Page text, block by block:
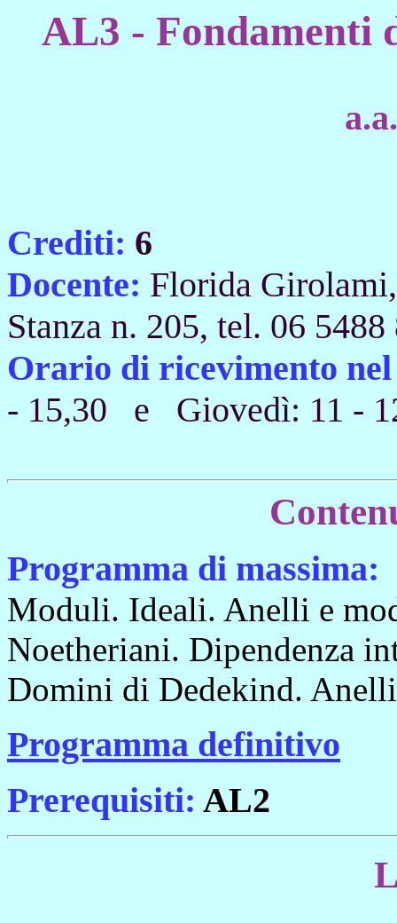
AL3 - Fondamenti
Crediti: 6
Docente: Florida
Stanza n. 205, tel. 06
Orario di ricevimento nel
- 15,30 e Giovedì: 11 -
Programma di massima:
Moduli. Ideali. Anelli e
Noetheriani. Dipendenza
Domini di Dedekind.
Programma definitivo
Prerequisiti: AL2